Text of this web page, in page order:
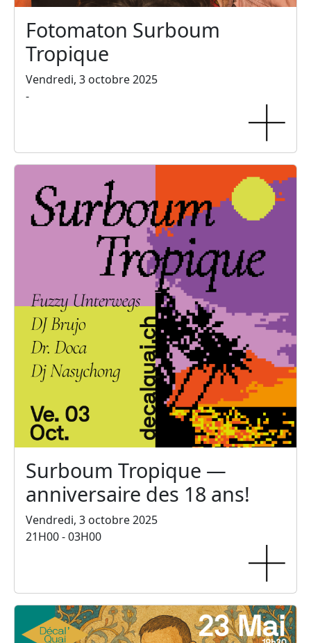
Fotomaton Surboum
Tropique
Vendredi, 3 octobre 2025
-
Surboum Tropique —
anniversaire des 18 ans!
Vendredi, 3 octobre 2025
21H00 - 03H00